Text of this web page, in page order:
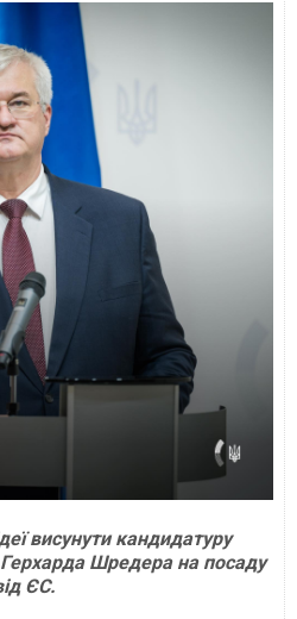
висунути кандидатуру
Шредера на посаду
ЄС.